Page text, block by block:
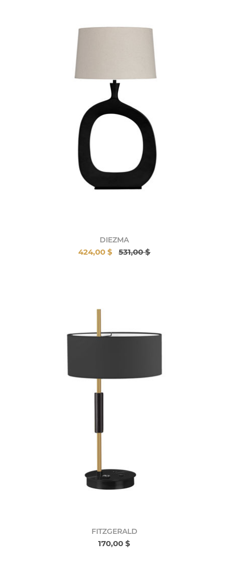
DIEZMA
424,00 $ 531,00 $
FITZGERALD
170,00 $